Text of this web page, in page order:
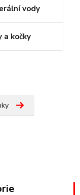
vody
a kočky